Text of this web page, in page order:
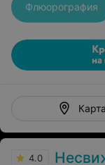
Флюорография
Карта
4.0 Несвижская